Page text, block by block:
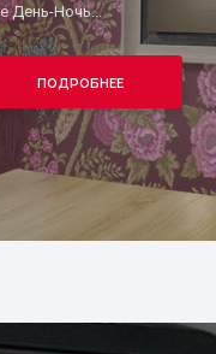
День-Ночь...
ПОДРОБНЕЕ